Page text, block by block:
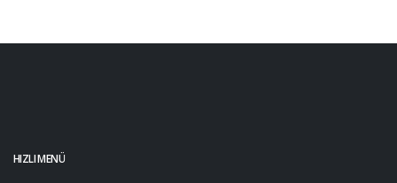
HIZLI MENÜ